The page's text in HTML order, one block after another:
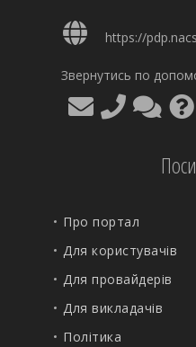
https://
Звернутись по
Про портал
Для користувачів
Для провайдерів
Для викладачів
Політика